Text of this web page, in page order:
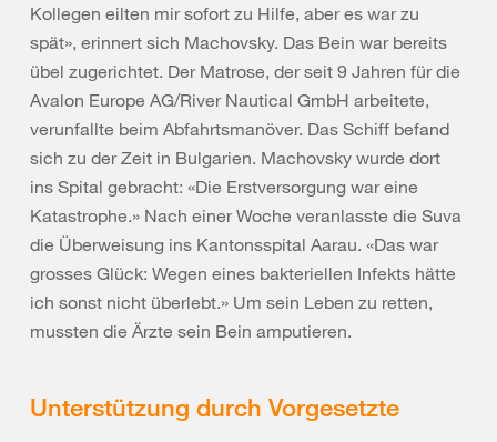
Kollegen eilten mir sofort zu Hilfe, aber es war zu
spät», erinnert sich Machovsky. Das Bein war bereits
übel zugerichtet. Der Matrose, der seit 9 Jahren für die
Avalon Europe AG/River Nautical GmbH arbeitete,
verunfallte beim Abfahrtsmanöver. Das Schiff befand
sich zu der Zeit in Bulgarien. Machovsky wurde dort
ins Spital gebracht: «Die Erstversorgung war eine
Katastrophe.» Nach einer Woche veranlasste die Suva
die Überweisung ins Kantonsspital Aarau. «Das war
grosses Glück: Wegen eines bakteriellen Infekts hätte
ich sonst nicht überlebt.» Um sein Leben zu retten,
mussten die Ärzte sein Bein amputieren.
Unterstützung durch Vorgesetzte